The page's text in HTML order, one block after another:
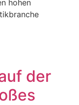
hohen
der